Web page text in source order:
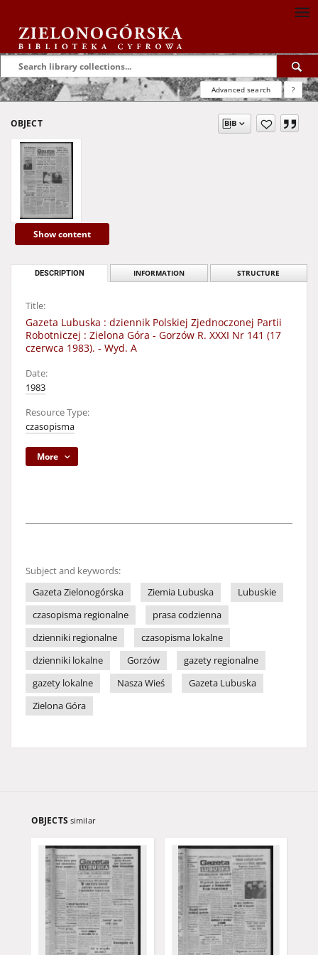
Advanced search ?
OBJECT
Show content
DESCRIPTION INFORMATION STRUCTURE
Title:
Gazeta Lubuska : dziennik Polskiej Zjednoczonej Partii
Robotniczej : Zielona Góra - Gorzów R. XXXI Nr 141 (17
czerwca 1983). - Wyd. A
Date:
1983
Resource Type:
czasopisma
More
Subject and keywords:
Gazeta Zielonogórska
Ziemia Lubuska
Lubuskie
czasopisma regionalne
prasa codzienna
dzienniki regionalne
czasopisma lokalne
dzienniki lokalne
Gorzów
gazety regionalne
gazety lokalne
Nasza Wieś
Gazeta Lubuska
Zielona Góra
OBJECTS similar